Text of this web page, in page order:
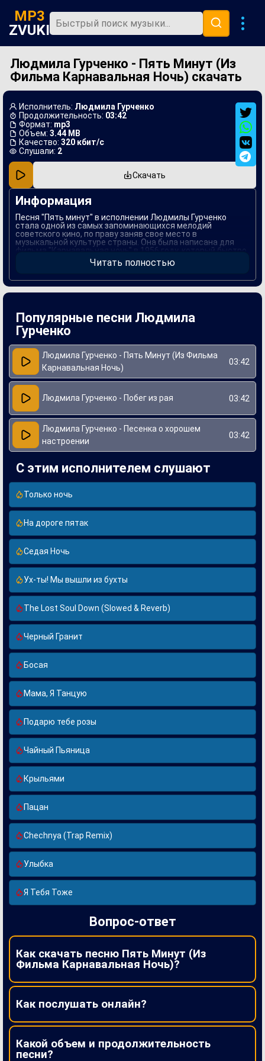
MP3
ZVUKI
Главная
Новинки
Популярная
В машину
Музыка 80х
Ремиксы
Людмила Гурченко - Пять Минут (Из
Фильма Карнавальная Ночь) скачать
Исполнитель: Людмила Гурченко
Продолжительность: 03:42
Формат: mp3
Объем: 3.44 MB
Качество: 320 кбит/с
Слушали: 2
Скачать
Информация
Песня "Пять минут" в исполнении Людмилы Гурченко
стала одной из самых запоминающихся мелодий
советского кино, по праву заняв свое место в
музыкальной культуре страны. Она была написана для
фильма "Карнавальная ночь" в 1956 году, который быстро
завоевал популярность среди зрителей. Композитором
выступил Алексей Рыбников, а слова к песне написала
Людмила Гурченко смогла вложить в исполнение песни
символизировала дух времени, отображая мечты о любви
и счастье. Благодаря яркому сочетанию музыки и текста,
песня пережила десятилетия и продолжает оставаться
Читать полностью
Популярные песни Людмила
Гурченко
Людмила Гурченко - Пять Минут (Из Фильма
Карнавальная Ночь)
03:42
Людмила Гурченко - Побег из рая 03:42
Людмила Гурченко - Песенка о хорошем
настроении
03:42
С этим исполнителем слушают
Только ночь
На дороге пятак
Седая Ночь
Ух-ты! Мы вышли из бухты
The Lost Soul Down (Slowed & Reverb)
Черный Гранит
Босая
Мама, Я Танцую
Подарю тебе розы
Чайный Пьяница
Крыльями
Пацан
Chechnya (Trap Remix)
Улыбка
Я Тебя Тоже
Вопрос-ответ
Как скачать песню Пять Минут (Из
Фильма Карнавальная Ночь)?
Как послушать онлайн?
Какой объем и продолжительность
песни?